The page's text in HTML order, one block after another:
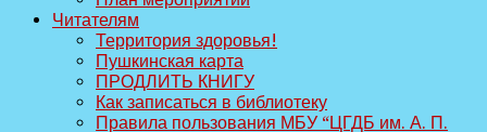
Читателям
Территория здоровья!
Пушкинская карта
ПРОДЛИТЬ КНИГУ
Как записаться в библиотеку
Правила пользования МБУ “ЦГДБ им. А. П.